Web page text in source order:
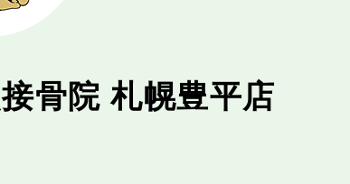
骨院 札幌豊平店